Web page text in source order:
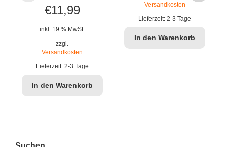
Ursprünglicher
Preis
war:
€14,90
€11,99Aktueller
Preis
€11,99.
inkl. 19 % MwSt.
zzgl.
Versandkosten
Lieferzeit: 2-3 Tage
In den Warenkorb
Versandkosten
Lieferzeit:2-3 Tage
In den Warenkorb